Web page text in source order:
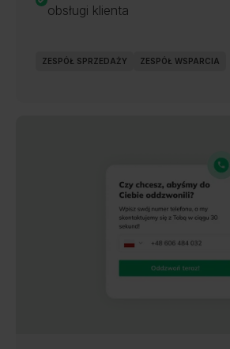
obsługi klienta
ZESPÓŁ SPRZEDAŻY ZESPÓŁ WSPARCIA